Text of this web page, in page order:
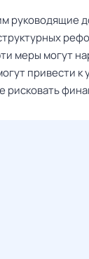
руководящие
меры могут
привести
рисковать